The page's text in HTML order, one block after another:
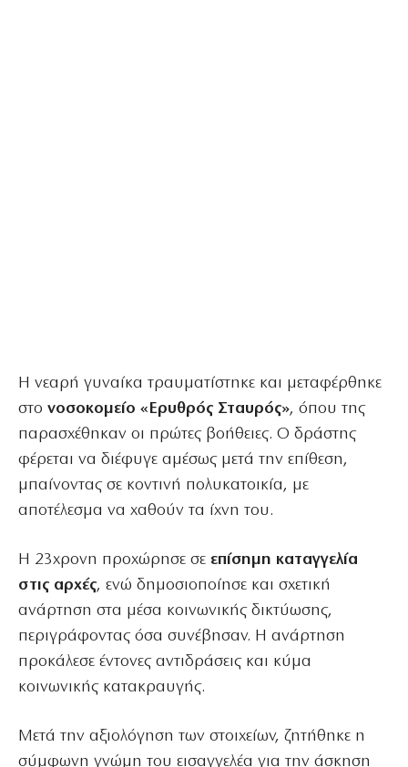
Η νεαρή γυναίκα τραυματίστηκε και μεταφέρθηκε
στο νοσοκομείο «Ερυθρός Σταυρός», όπου της
παρασχέθηκαν οι πρώτες βοήθειες. Ο δράστης
φέρεται να διέφυγε αμέσως μετά την επίθεση,
μπαίνοντας σε κοντινή πολυκατοικία, με
αποτέλεσμα να χαθούν τα ίχνη του.
Η 23χρονη προχώρησε σε επίσημη καταγγελία
στις αρχές, ενώ δημοσιοποίησε και σχετική
ανάρτηση στα μέσα κοινωνικής δικτύωσης,
περιγράφοντας όσα συνέβησαν. Η ανάρτηση
προκάλεσε έντονες αντιδράσεις και κύμα
κοινωνικής κατακραυγής.
Μετά την αξιολόγηση των στοιχείων, ζητήθηκε η
σύμφωνη γνώμη του εισαγγελέα για την άσκηση